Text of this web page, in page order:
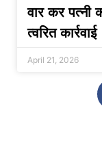
वार कर पत्नी
त्वरित कार्रवाई
April 21, 2026